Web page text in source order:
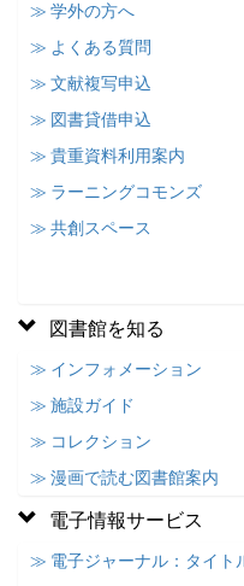
≫ 学外の方へ
≫ よくある質問
≫ 文献複写申込
≫ 図書貸借申込
≫ 貴重資料利用案内
≫ ラーニングコモンズ
≫ 共創スペース
図書館を知る
≫ インフォメーション
≫ 施設ガイド
≫ コレクション
≫ 漫画で読む図書館案内
電子情報サービス
≫ 電子ジャーナル：タイト